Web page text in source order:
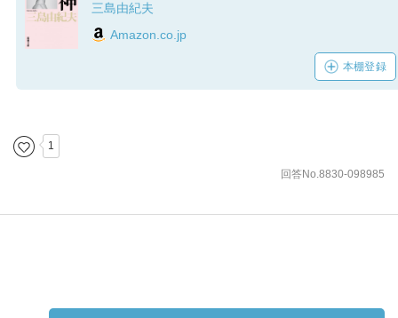
三島由紀夫
Amazon.co.jp
本棚登録
1
回答No.8830-098985